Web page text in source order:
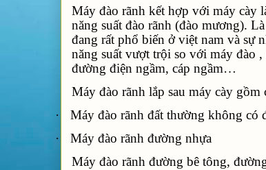
Máy đào rãnh kết hợp với máy cày
năng suất đào rãnh (đào mương).
đang rất phổ biến ở việt nam và sự
năng suất vượt trội so với máy đào
đường điện ngầm, cáp ngầm…
Máy đào rãnh lắp sau máy cày gồm
·
Máy đào rãnh đất thường không có
·
Máy đào rãnh đường nhựa
Máy đào rãnh đường bê tông,